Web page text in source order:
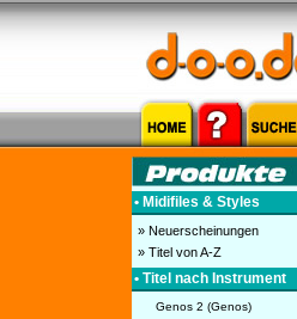
• Midifiles & Styles
» Neuerscheinungen
» Titel von A-Z
• Titel nach Instrument
Genos 2 (Genos)